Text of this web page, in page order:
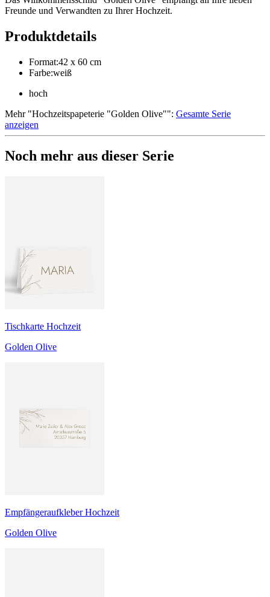
Freunde und Verwandten zu Ihrer Hochzeit.
Produktdetails
Format:42 x 60 cm
Farbe:weiß
hoch
Mehr"Hochzeitspapeterie "Golden Olive"": Gesamte Serie
anzeigen
Noch mehr aus dieser Serie
Tischkarte Hochzeit
Golden Olive
Empfängeraufkleber Hochzeit
Golden Olive